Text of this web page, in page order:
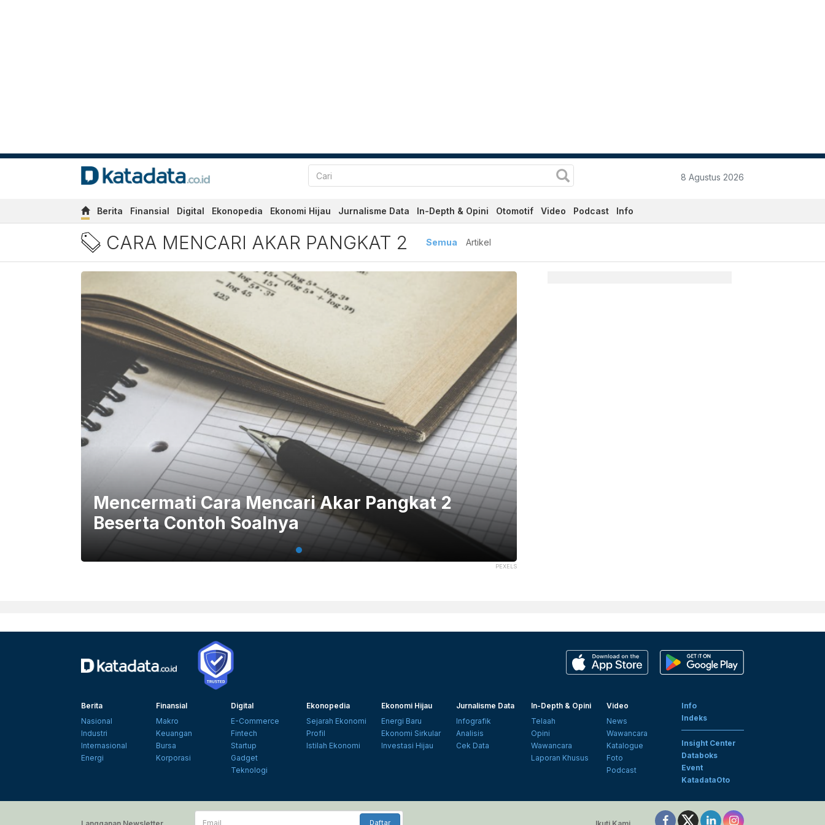
8 Agustus 2026
Berita Finansial Digital Ekonopedia Ekonomi Hijau Jurnalisme Data In-Depth & Opini Otomotif Video Podcast Info
Berita Cara Mencari Akar Pangkat 2 Terbaru dan Terkini Hari Ini -
CARA MENCARI AKAR PANGKAT 2 Semua Artikel
PEXELS
Mencermati Cara Mencari Akar Pangkat 2
Beserta Contoh Soalnya
Berita
Nasional
Industri
Internasional
Energi
Finansial
Makro
Keuangan
Bursa
Korporasi
Digital
E-Commerce
Fintech
Startup
Gadget
Teknologi
Ekonopedia
Sejarah Ekonomi
Profil
Istilah Ekonomi
Ekonomi Hijau
Energi Baru
Ekonomi Sirkular
Investasi Hijau
Jurnalisme Data
Infografik
Analisis
Cek Data
In-Depth & Opini
Telaah
Opini
Wawancara
Laporan Khusus
Video
News
Wawancara
Katalogue
Foto
Podcast
Info
Indeks
Insight Center
Databoks
Event
KatadataOto
Email
Daftar